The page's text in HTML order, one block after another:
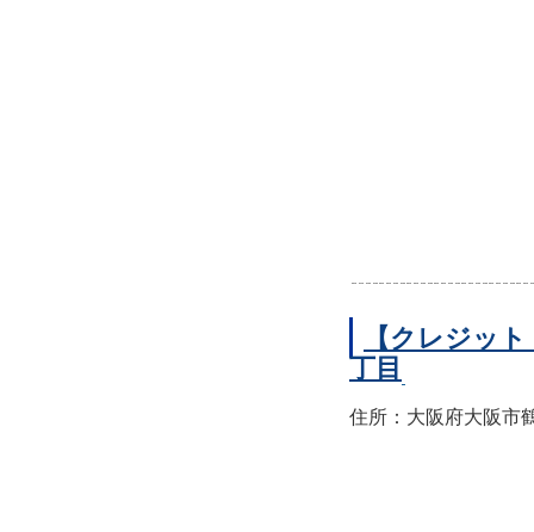
【クレジッ
丁目
住所：大阪府大阪市